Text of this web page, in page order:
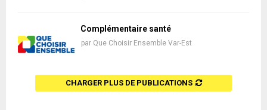
Complémentaire santé
par Que Choisir Ensemble Var-Est
CHARGER PLUS DE PUBLICATIONS